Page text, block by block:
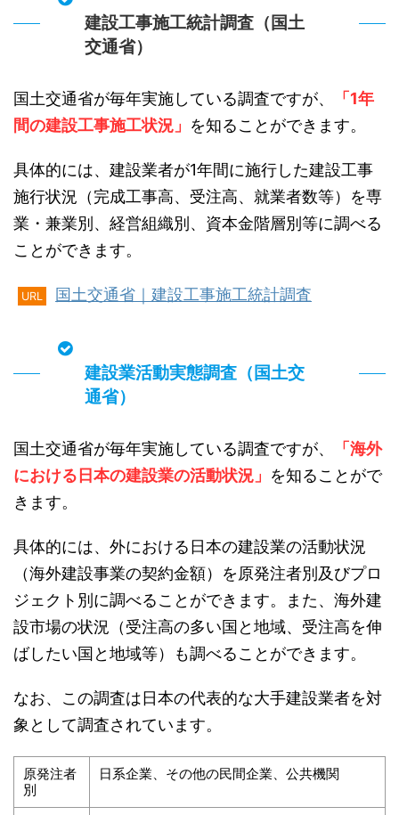
建設工事施工統計調査（国土
交通省）
国土交通省が毎年実施している調査ですが、
「1年
間の建設工事施工状況」 を知ることができます。
具体的には、建設業者が1年間に施行した建設工事
施行状況（完成工事高、受注高、就業者数等）を専
業・兼業別、経営組織別、資本金階層別等に調べる
ことができます。
URL 国土交通省｜建設工事施工統計調査
建設業活動実態調査（国土交
通省）
国土交通省が毎年実施している調査ですが、
「海外
における日本の建設業の活動状況」 を知ることがで
きます。
具体的には、外における日本の建設業の活動状況
（海外建設事業の契約金額）を原発注者別及びプロ
ジェクト別に調べることができます。また、海外建
設市場の状況（受注高の多い国と地域、受注高を伸
ばしたい国と地域等）も調べることができます。
なお、この調査は日本の代表的な大手建設業者を対
象として調査されています。
原発注者
別
日系企業、その他の民間企業、公共機関